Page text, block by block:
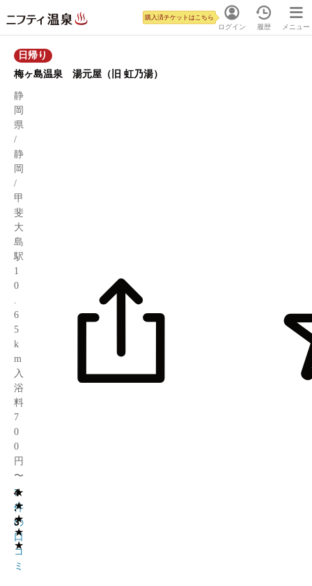
ログイン
購入済チケットはこちら
履歴 メニュー
日帰り
梅ヶ島温泉 湯元屋（旧 虹乃湯）
静
岡
県
/
静
岡
/
甲
斐
大
島
駅
1
0
6
5
k
m
入
浴
料
7
0
0
円
〜
★
★
★
★
★
4
.
3
7
件
の
口
コ
ミ